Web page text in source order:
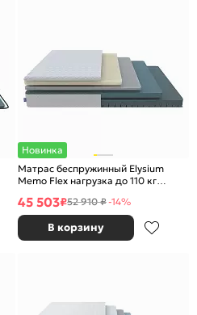
Новинка
Матрас беспружинный Elysium
Memo Flex нагрузка до 110 кг
45 503₽52 910 ₽-14%
В корзину